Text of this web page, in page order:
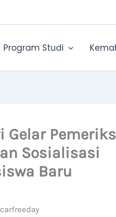
Program Studi
Gelar
Sosialisasi
Baru